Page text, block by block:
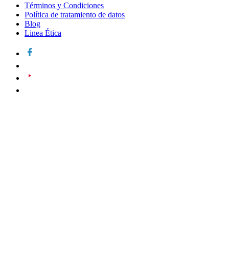
Términos y Condiciones
Política de tratamiento de datos
Blog
Linea Ética